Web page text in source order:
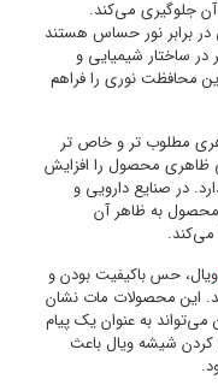
آن جلوگیری می‌کند.
در برابر نور حساس هستند
در ساختار شیمیایی و
محافظت نوری را فراهم
مطلوب ‌تر و خاص تر
ظاهری محصول را افزایش
در صنایع دارویی و
به ظاهر آن
می‌کند.
ویال، حس باکیفیت بودن و
این محصولات مات نشان
به عنوان یک پیام
کردن شیشه ویال باعث